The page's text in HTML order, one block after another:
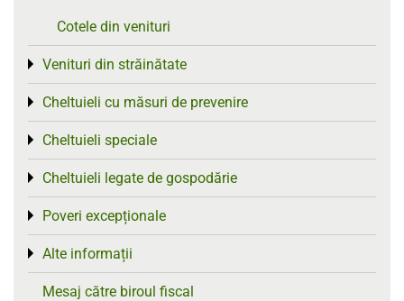
Cotele din venituri
Venituri din străinătate
Toggle menu
Cheltuieli cu măsuri de prevenire
Toggle menu
Cheltuieli speciale
Toggle menu
Cheltuieli legate de gospodărie
Toggle menu
Poveri excepționale
Toggle menu
Alte informații
Toggle menu
Mesaj către biroul fiscal